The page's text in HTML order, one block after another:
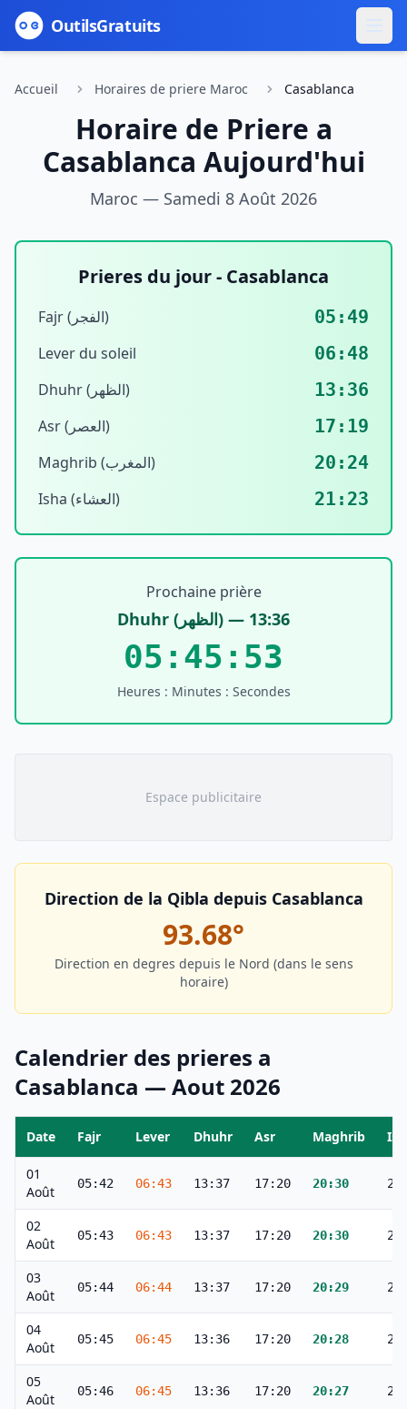
OutilsGratuits
Accueil Horaires de priere Maroc Casablanca
Horaire de Priere a
Casablanca Aujourd'hui
Maroc — Samedi 8 Août 2026
Prieres du jour - Casablanca
Fajr (الفجر) 05:49
Lever du soleil 06:48
Dhuhr (الظهر) 13:36
Asr (العصر) 17:19
Maghrib (المغرب) 20:24
Isha (العشاء) 21:23
Prochaine prière
Dhuhr ( الظهر) — 13:36
05:45:53
Heures : Minutes : Secondes
Espace publicitaire
Direction de la Qibla depuis Casablanca
93.68°
Direction en degres depuis le Nord (dans le sens
horaire)
Calendrier des prieres a
Casablanca — Aout 2026
Date Fajr Lever Dhuhr Asr Maghrib
01
Août
05:42 06:43 13:37 17:20 20:30
02
Août
05:43 06:43 13:37 17:20 20:30
03
Août
05:44 06:44 13:37 17:20 20:29
04
Août
05:45 06:45 13:36 17:20 20:28
05
Août
05:46 06:45 13:36 17:20 20:27